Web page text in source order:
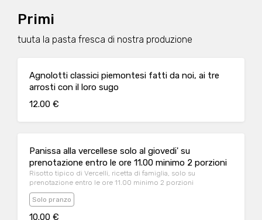
Primi
tuuta la pasta fresca di nostra produzione
Agnolotti classici piemontesi fatti da noi, ai tre
arrosti con il loro sugo
12.00 €
Panissa alla vercellese solo al giovedi' su
prenotazione entro le ore 11.00 minimo 2 porzioni
Risotto tipico di Vercelli, ricetta di famiglia, solo su
prenotazione entro le ore 11.00 minimo 2 porzioni
Solo pranzo
10.00 €